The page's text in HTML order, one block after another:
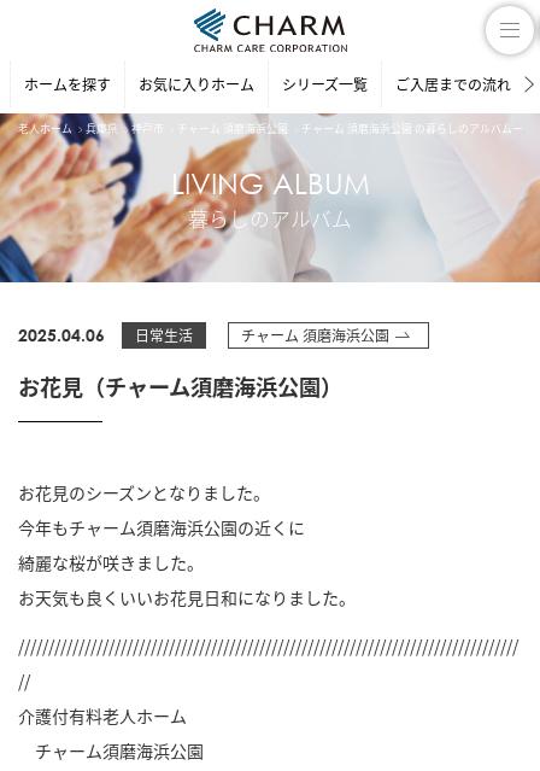
ホームを探す お気に入りホーム シリーズ一覧 ご入居までの流れ
老人ホーム 兵庫県 神戸市 チャーム 須磨海浜公園 チャーム 須磨海浜公園 の暮らしのアルバム一覧
LIVING ALBUM
暮らしのアルバム
2025.04.06 日常生活 チャーム 須磨海浜公園
お花見（チャーム須磨海浜公園）
お花見のシーズンとなりました。
今年もチャーム須磨海浜公園の近くに
綺麗な桜が咲きました。
お天気も良くいいお花見日和になりました。
///////////////////////////////////////////////////////////////////////////////////
//
介護付有料老人ホーム
チャーム須磨海浜公園